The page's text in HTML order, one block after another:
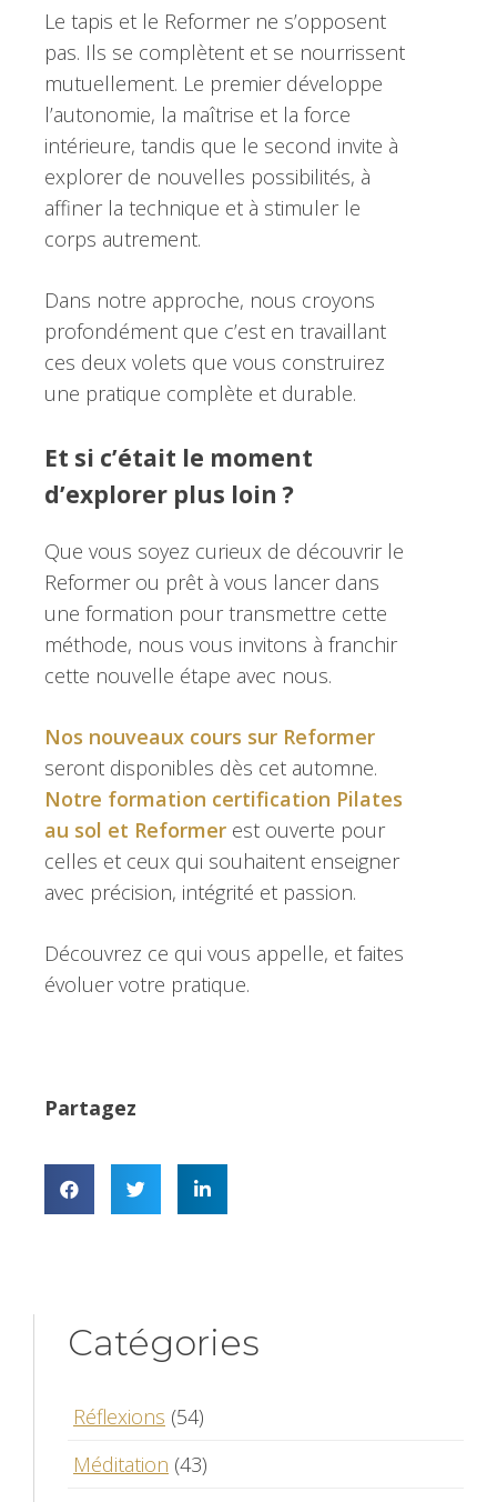
Le tapis et le Reformer ne s’opposent
pas. Ils se complètent et se nourrissent
mutuellement. Le premier développe
l’autonomie, la maîtrise et la force
intérieure, tandis que le second invite à
explorer de nouvelles possibilités, à
affiner la technique et à stimuler le
corps autrement.
Dans notre approche, nous croyons
profondément que c’est en travaillant
ces deux volets que vous construirez
une pratique complète et durable.
Et si c’était le moment
d’explorer plus loin ?
Que vous soyez curieux de découvrir le
Reformer ou prêt à vous lancer dans
une formation pour transmettre cette
méthode, nous vous invitons à franchir
cette nouvelle étape avec nous.
Nos nouveaux cours sur Reformer
seront disponibles dès cet automne.
Notre formation certification Pilates
au sol et Reformer est ouverte pour
celles et ceux qui souhaitent enseigner
avec précision, intégrité et passion.
Découvrez ce qui vous appelle, et faites
évoluer votre pratique.
Partagez
Catégories
Réflexions (54)
Méditation (43)